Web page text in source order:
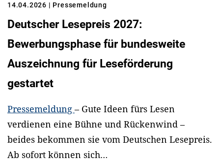
14.04.2026 | Pressemeldung
Deutscher Lesepreis 2027:
Bewerbungsphase für bundesweite
Auszeichnung für Leseförderung
gestartet
Pressemeldung– Gute Ideen fürs Lesen
verdienen eine Bühne und Rückenwind –
beides bekommen sie vom Deutschen Lesepreis.
Ab sofort können sich…